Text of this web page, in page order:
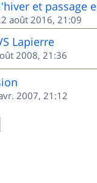
et passage
août 2016, 21:09
Lapierre
2008, 21:36
2007, 21:12